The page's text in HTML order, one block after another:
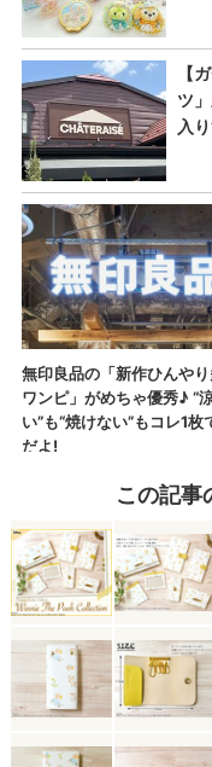
この記事